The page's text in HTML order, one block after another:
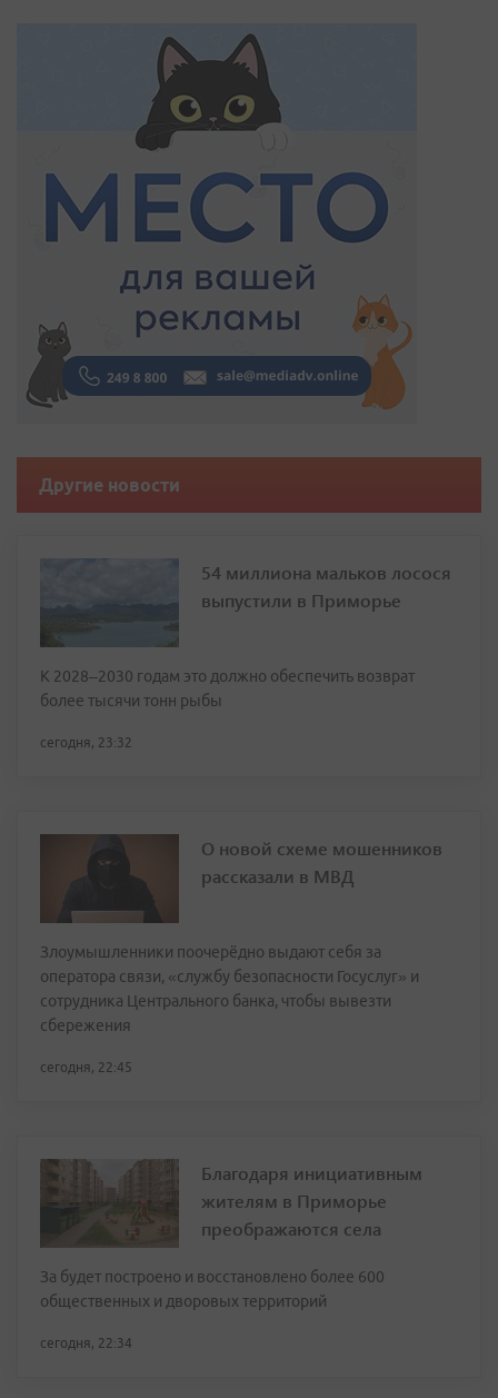
Другие новости
54 миллиона мальков лосося
выпустили в Приморье
К 2028–2030 годам это должно обеспечить возврат
более тысячи тонн рыбы
сегодня, 23:32
О новой схеме мошенников
рассказали в МВД
Злоумышленники поочерёдно выдают себя за
оператора связи, «службу безопасности Госуслуг» и
сотрудника Центрального банка, чтобы вывезти
сбережения
сегодня, 22:45
Благодаря инициативным
жителям в Приморье
преображаются села
За будет построено и восстановлено более 600
общественных и дворовых территорий
сегодня, 22:34